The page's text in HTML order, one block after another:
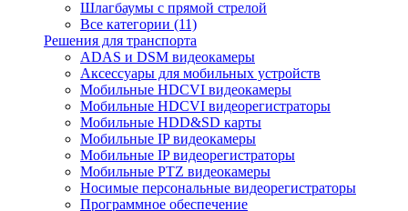
Шлагбаумы с прямой стрелой
Все категории (11)
Решения для транспорта
ADAS и DSM видеокамеры
Аксессуары для мобильных устройств
Мобильные HDCVI видеокамеры
Мобильные HDCVI видеорегистраторы
Мобильные HDD&SD карты
Мобильные IP видеокамеры
Мобильные IP видеорегистраторы
Мобильные PTZ видеокамеры
Носимые персональные видеорегистраторы
Программное обеспечение